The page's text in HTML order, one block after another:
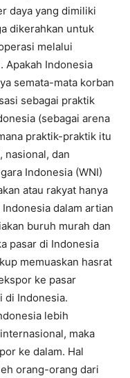
daya yang dimiliki
dikerahkan untuk
melalui
Apakah Indonesia
semata-mata korban
sebagai praktik
(sebagai arena
praktik-praktik itu
nasional, dan
Indonesia (WNI)
atau rakyat hanya
dalam artian
buruh murah dan
pasar di Indonesia
memuaskan hasrat
ke pasar
di Indonesia.
lebih
maka
ke dalam. Hal
orang-orang dari